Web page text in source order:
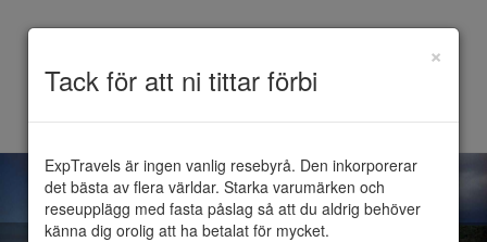
Tack för att ni tittar förbi
×
ExpTravels är ingen vanlig resebyrå. Den inkorporerar
det bästa av flera världar. Starka varumärken och
reseupplägg med fasta påslag så att du aldrig behöver
känna dig orolig att ha betalat för mycket.